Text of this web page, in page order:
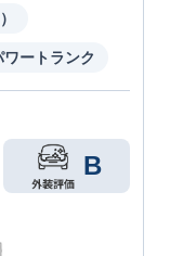
ワートランク
B